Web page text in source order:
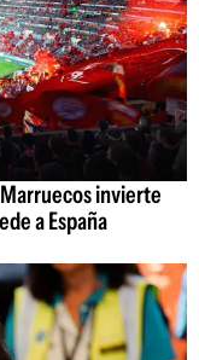
invierte
a España